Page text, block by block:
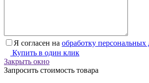
Я согласен на обработку
Купить в один клик
Закрыть окно
Запросить стоимость товара